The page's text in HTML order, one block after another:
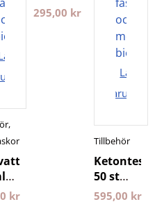
i
,
kr
tapes
295,00 kr
Lägg i
Tillbehör
50 st
BeKeto
595,00 kr